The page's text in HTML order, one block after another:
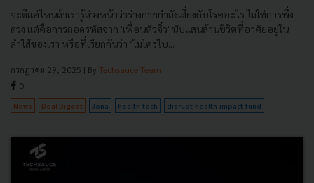
จะดีแค่ไหนถ้าเรารู้ล่วงหน้าว่าร่างกายกำลังเสี่ยงกับโรคอะไร ไม่ใช่การพึ่ง
ดวง แต่คือการถอดรหัสจาก 'เพื่อนตัวจิ๋ว' นับแสนล้านชีวิตที่อาศัยอยู่ใน
ลำไส้ของเรา หรือที่เรียกกันว่า ‘ไมโครไบ...
กรกฎาคม 29, 2025 | By Techsauce Team
0
News Deal Digest Jona health-tech disrupt-health-impact-fund